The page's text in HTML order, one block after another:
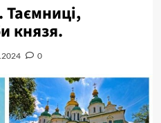
князя.
0